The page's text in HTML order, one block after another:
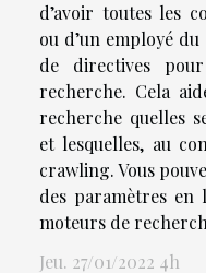
d’avoir toutes les
ou d’un employé
de directives
recherche. Cela
recherche quelles
et lesquelles, au
crawling. Vous
des paramètres en
moteurs de
Jeu. 27/01/2022 4h